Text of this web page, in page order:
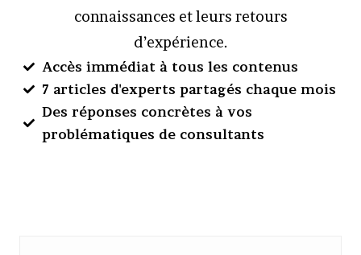
connaissances et leurs retours
d’expérience.
Accès immédiat à tous les contenus
7 articles d'experts partagés chaque mois
Des réponses concrètes à vos
problématiques de consultants